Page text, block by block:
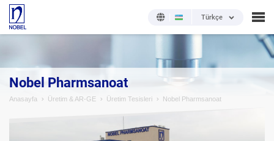
Türkçe
Nobel Pharmsanoat
Anasayfa Üretim & AR-GE Üretim Tesisleri Nobel Pharmsanoat